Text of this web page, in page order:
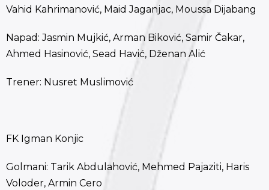
Vahid Kahrimanović, Maid Jaganjac, Moussa Dijabang
Napad: Jasmin Mujkić, Arman Biković, Samir Čakar,
Ahmed Hasinović, Sead Havić, Dženan Alić
Trener: Nusret Muslimović
FK Igman Konjic
Golmani: Tarik Abdulahović, Mehmed Pajaziti, Haris
Voloder, Armin Cero